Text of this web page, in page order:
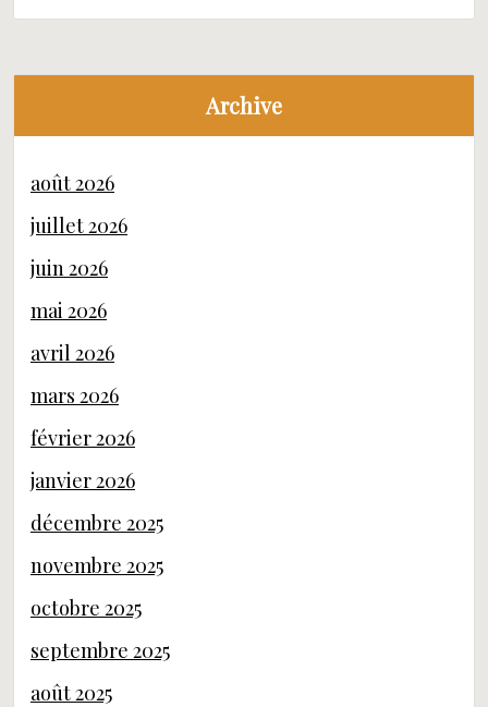
Archive
août 2026
juillet 2026
juin 2026
mai 2026
avril 2026
mars 2026
février 2026
janvier 2026
décembre 2025
novembre 2025
octobre 2025
septembre 2025
août 2025